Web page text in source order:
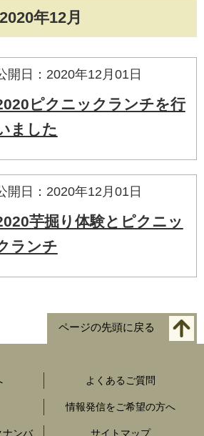
年12月
開日：2020年12月01日
ピクニックランチを行
ました
開日：2020年12月01日
芋掘り体験とピクニッ
ランチ
ページの先頭に戻る
よくあるご質問
情報発信をご希望の方へ
ナンバ サイトマップ